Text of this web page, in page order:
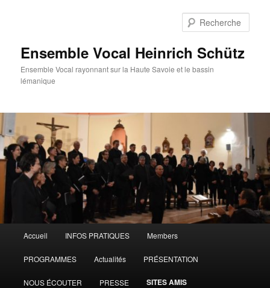
Ensemble Vocal Heinrich Schütz
Ensemble Vocal rayonnant sur la Haute Savoie et le bassin
lémanique
principal
Accueil INFOS PRATIQUES Members
PROGRAMMES Actualités PRÉSENTATION
NOUS ÉCOUTER PRESSE SITES AMIS